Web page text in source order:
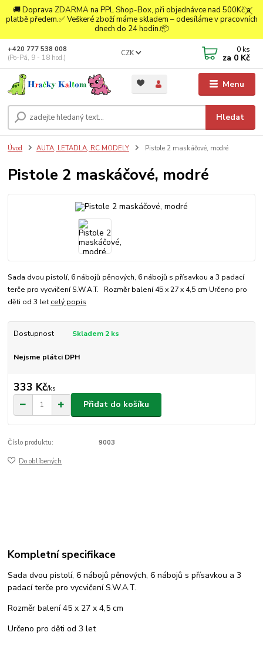
🚚 Doprava ZDARMA na PPL Shop-Box, při objednávce nad 500Kč a
platbě předem.✅ Veškeré zboží máme skladem – odesíláme v pracovních
dnech do 24 hodin.📦
Menu
CZK
Hledat
+420 777 538 008
(Po-Pá, 9 - 18 hod.)
0 ks
za 0 Kč
Úvod AUTA, LETADLA, RC MODELY Pistole 2 maskáčové, modré
Pistole 2 maskáčové, modré
Sada dvou pistolí, 6 nábojů pěnových, 6 nábojů s přísavkou a 3 padací
terče pro vycvičení S.W.A.T. Rozměr balení 45 x 27 x 4,5 cm Určeno pro
děti od 3 let celý popis
Dostupnost Skladem 2 ks
Nejsme plátci DPH
333 Kč/ks
Přidat do košíku
Číslo produktu: 9003
Do oblíbených
Kompletní specifikace
Sada dvou pistolí, 6 nábojů pěnových, 6 nábojů s přísavkou a 3
padací terče pro vycvičení S.W.A.T.
Rozměr balení 45 x 27 x 4,5 cm
Určeno pro děti od 3 let